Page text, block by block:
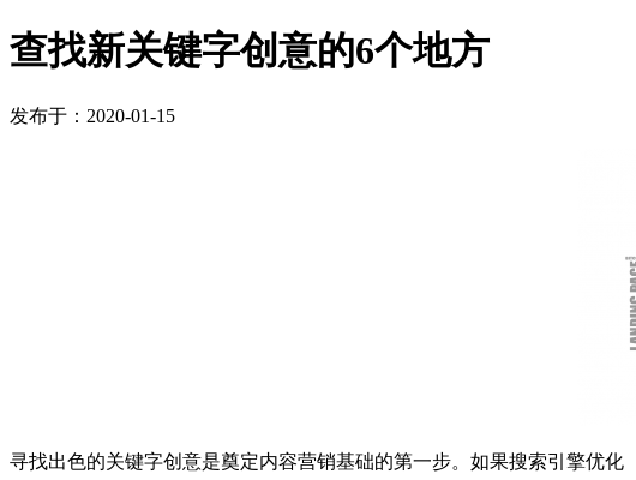
查找新关键字创意的6个地方
发布于：2020-01-15
寻找出色的关键字创意是奠定内容营销基础的第一步。如果搜索引擎优